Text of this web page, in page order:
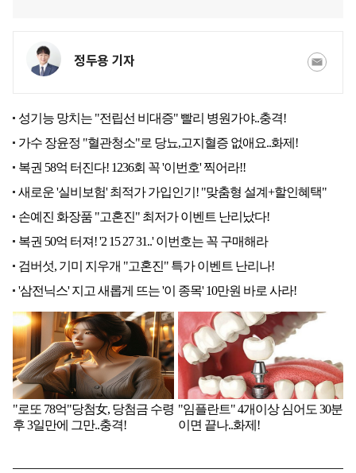
정두용 기자